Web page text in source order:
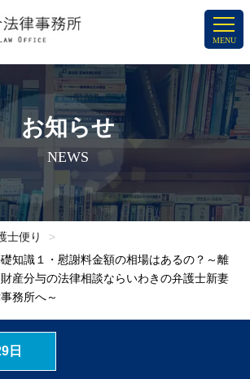
MENU
お知らせ
NEWS
士便り
知識１・慰謝料金額の相場はあるの？～離
産分与の法律相談ならいわきの弁護士新妻
務所へ～
日